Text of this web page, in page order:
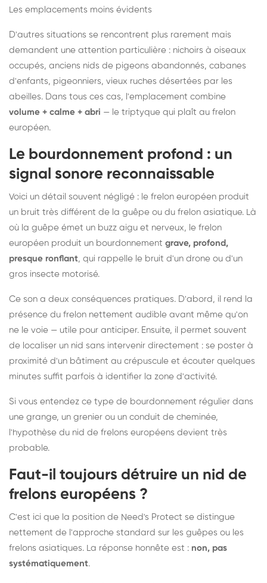
Les emplacements moins évidents
D'autres situations se rencontrent plus rarement mais
demandent une attention particulière : nichoirs à oiseaux
occupés, anciens nids de pigeons abandonnés, cabanes
d'enfants, pigeonniers, vieux ruches désertées par les
abeilles. Dans tous ces cas, l'emplacement combine
volume + calme + abri — le triptyque qui plaît au frelon
européen.
Le bourdonnement profond : un
signal sonore reconnaissable
Voici un détail souvent négligé : le frelon européen produit
un bruit très différent de la guêpe ou du frelon asiatique. Là
où la guêpe émet un buzz aigu et nerveux, le frelon
européen produit un bourdonnement grave, profond,
presque ronflant, qui rappelle le bruit d'un drone ou d'un
gros insecte motorisé.
Ce son a deux conséquences pratiques. D'abord, il rend la
présence du frelon nettement audible avant même qu'on
ne le voie — utile pour anticiper. Ensuite, il permet souvent
de localiser un nid sans intervenir directement : se poster à
proximité d'un bâtiment au crépuscule et écouter quelques
minutes suffit parfois à identifier la zone d'activité.
Si vous entendez ce type de bourdonnement régulier dans
une grange, un grenier ou un conduit de cheminée,
l'hypothèse du nid de frelons européens devient très
probable.
Faut-il toujours détruire un nid de
frelons européens ?
C'est ici que la position de Need's Protect se distingue
nettement de l'approche standard sur les guêpes ou les
frelons asiatiques. La réponse honnête est : non, pas
systématiquement.